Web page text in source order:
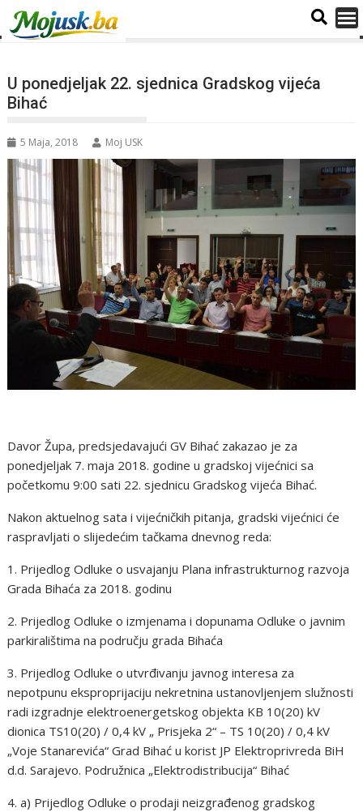
U ponedjeljak 22. sjednica Gradskog vijeća
Bihać
5 Maja, 2018 Moj USK
Davor Župa, predsjedavajući GV Bihać zakazao je za
ponedjeljak 7. maja 2018. godine u gradskoj vijećnici sa
početkomu 9:00 sati 22. sjednicu Gradskog vijeća Bihać.
Nakon aktuelnog sata i vijećničkih pitanja, gradski vijećnici će
raspravljati o slijedećim tačkama dnevnog reda:
1. Prijedlog Odluke o usvajanju Plana infrastrukturnog razvoja
Grada Bihaća za 2018. godinu
2. Prijedlog Odluke o izmjenama i dopunama Odluke o javnim
parkiralištima na području grada Bihaća
3. Prijedlog Odluke o utvrđivanju javnog interesa za
nepotpunu eksproprijaciju nekretnina ustanovljenjem služnosti
radi izgradnje elektroenergetskog objekta KB 10(20) kV
dionica TS10(20) / 0,4 kV „ Prisjeka 2“ – TS 10(20) / 0,4 kV
„Voje Stanarevića“ Grad Bihać u korist JP Elektroprivreda BiH
d.d. Sarajevo. Podružnica „Elektrodistribucija“ Bihać
4. a) Prijedlog Odluke o prodaji neizgrađenog gradskog